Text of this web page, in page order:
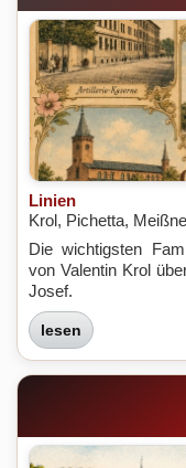
Linien
Krol, Pichetta,
Die wichtigsten
von Valentin Krol
Josef.
lesen